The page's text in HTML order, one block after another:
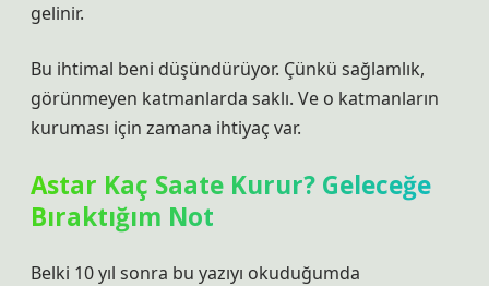
gelinir.
Bu ihtimal beni düşündürüyor. Çünkü sağlamlık,
görünmeyen katmanlarda saklı. Ve o katmanların
kuruması için zamana ihtiyaç var.
Astar Kaç Saate Kurur? Geleceğe
Bıraktığım Not
Belki 10 yıl sonra bu yazıyı okuduğumda